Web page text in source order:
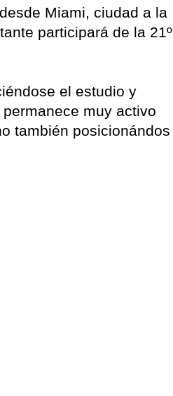
Miami, ciudad a la
participará de la 21º
el estudio y
muy activo
también posicionándos